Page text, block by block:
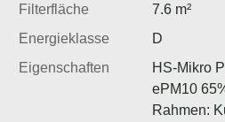
Filterfläche
7.6 m²
Energieklasse
D
Eigenschaften
HS-Mikro
ePM10
Rahmen: